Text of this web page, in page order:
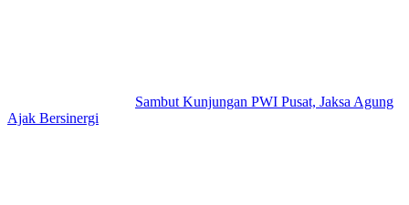
Sambut Kunjungan PWI Pusat, Jaksa Agung
Ajak Bersinergi